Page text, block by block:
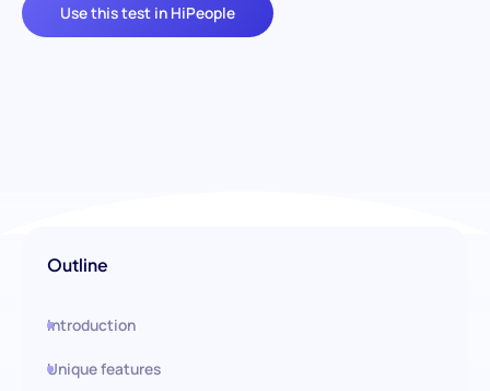
Use this test in HiPeople
Outline
Introduction
Unique features